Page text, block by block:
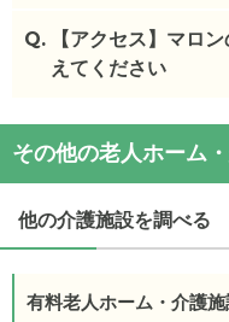
マロンの家の入居金
・初期費用が5
マロンの家 の対応可
2、要介護3、要介護
ケアスル 介護では詳
Q.
【アクセス】マロ
えてください
マロンの家の交通ア
・住所：兵庫県加古
・最寄り駅：浜の宮
駅2.0km加古川駅
3.5km
その他の老人ホーム
他の介護施設を調べる
有料老人ホーム・介護